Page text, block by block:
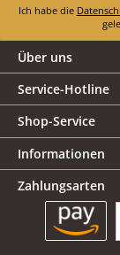
Ich habe die
Über uns
Service-Hotline
Shop-Service
Informationen
Zahlungsarten